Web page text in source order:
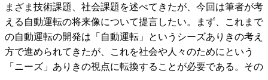
まざま技術課題、社会課題を述べてきたが、今回は筆者が考
える自動運転の将来像について提言したい。まず、これまで
の自動運転の開発は「自動運転」というシーズありきの考え
方で進められてきたが、これを社会や人々のためにという
「ニーズ」ありきの視点に転換することが必要である。その